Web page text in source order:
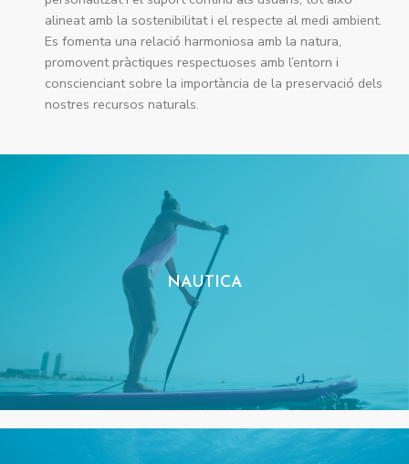
alineat amb la sostenibilitat i el respecte al medi ambient.
Es fomenta una relació harmoniosa amb la natura,
promovent pràctiques respectuoses amb l’entorn i
conscienciant sobre la importància de la preservació dels
nostres recursos naturals.
NAUTICA